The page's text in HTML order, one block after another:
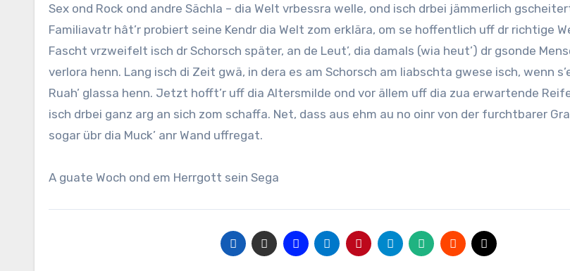
Sex ond Rock ond andre Sächla – dia Welt vrbessra welle, ond isch drbei jämmerlich
Familiavatr hât’r probiert seine Kendr dia Welt zom erklära, om se hoffentlich uff dr richtige
Fascht vrzweifelt isch dr Schorsch später, an de Leut’, dia damals (wia heut’) dr gsonde
verlora henn. Lang isch di Zeit gwä, in dera es am Schorsch am liabschta gwese isch, wenn
Ruah’ glassa henn. Jetzt hofft’r uff dia Altersmilde ond vor ällem uff dia zua erwartende
isch drbei ganz arg an sich zom schaffa. Net, dass aus ehm au no oinr von der furchtbarer
sogar übr dia Muck’ anr Wand uffregat.
A guate Woch ond em Herrgott sein Sega